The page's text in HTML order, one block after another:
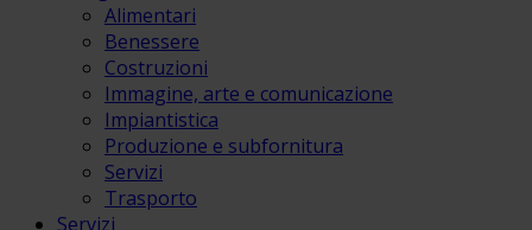
Alimentari
Benessere
Costruzioni
Immagine, arte e comunicazione
Impiantistica
Produzione e subfornitura
Servizi
Trasporto
Servizi